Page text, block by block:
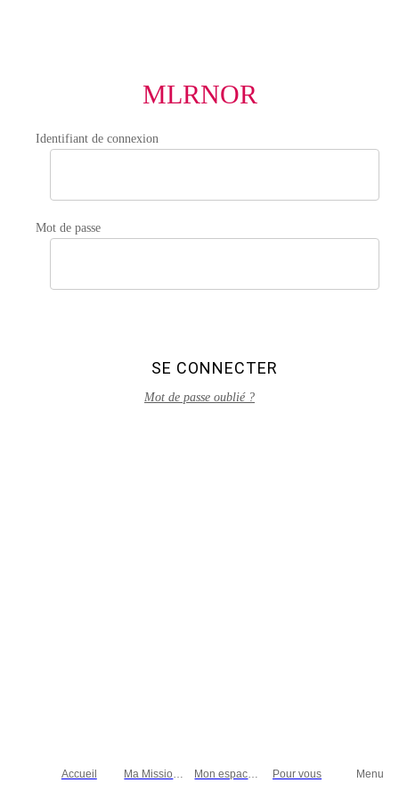
MLRNOR
Identifiant de connexion
Mot de passe
SE CONNECTER
Mot de passe oublié ?
Accueil
Ma Mission
Mon espace
Pour vous Menu